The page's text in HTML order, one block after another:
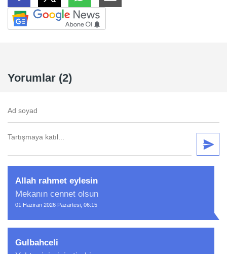
Yorumlar (2)
Allah rahmet eylesin
Mekanın cennet olsun
01 Haziran 2026 Pazartesi, 06:15
Gulbahceli